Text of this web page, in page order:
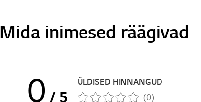
Mida inimesed räägivad
0 / 5
ÜLDISED HINNANGUD
(0)